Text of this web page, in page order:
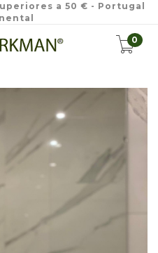
a 50 € - Portugal
0